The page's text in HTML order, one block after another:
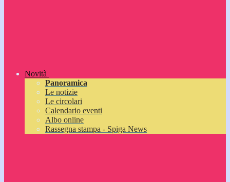
Novità
Panoramica
Le notizie
Le circolari
Calendario eventi
Albo online
Rassegna stampa - Spiga News